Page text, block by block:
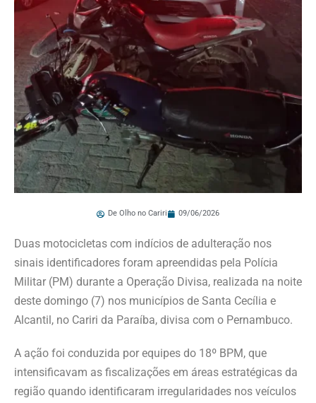
De Olho no Cariri 09/06/2026
Duas motocicletas com indícios de adulteração nos
sinais identificadores foram apreendidas pela Polícia
Militar (PM) durante a Operação Divisa, realizada na noite
deste domingo (7) nos municípios de Santa Cecília e
Alcantil, no Cariri da Paraíba, divisa com o Pernambuco.
A ação foi conduzida por equipes do 18º BPM, que
intensificavam as fiscalizações em áreas estratégicas da
região quando identificaram irregularidades nos veículos